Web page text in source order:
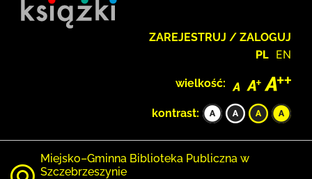
ZAREJESTRUJ / ZALOGUJ
PL EN
wielkość:
kontrast:
Miejsko–Gminna Biblioteka Publiczna w
Szczebrzeszynie